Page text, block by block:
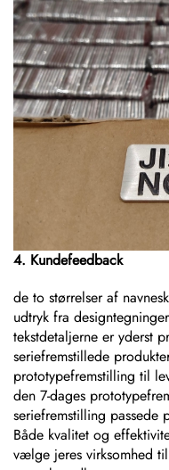
4. Kundefeedback
de to størrelser af
udtryk fra
tekstdetaljerne er yderst
seriefremstillede
prototypefremstilling til
den 7-dages
seriefremstilling passede
Både kvalitet og
vælge jeres virksomhed